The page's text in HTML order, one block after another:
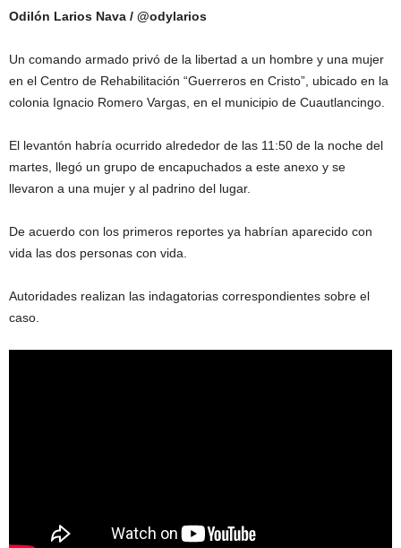
Odilón Larios Nava / @odylarios
Un comando armado privó de la libertad a un hombre y una mujer
en el Centro de Rehabilitación “Guerreros en Cristo”, ubicado en la
colonia Ignacio Romero Vargas, en el municipio de Cuautlancingo.
El levantón habría ocurrido alrededor de las 11:50 de la noche del
martes, llegó un grupo de encapuchados a este anexo y se
llevaron a una mujer y al padrino del lugar.
De acuerdo con los primeros reportes ya habrían aparecido con
vida las dos personas con vida.
Autoridades realizan las indagatorias correspondientes sobre el
caso.